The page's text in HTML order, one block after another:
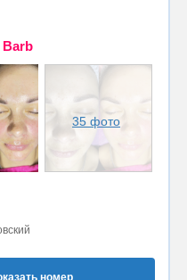
Barb
35 фото
номер